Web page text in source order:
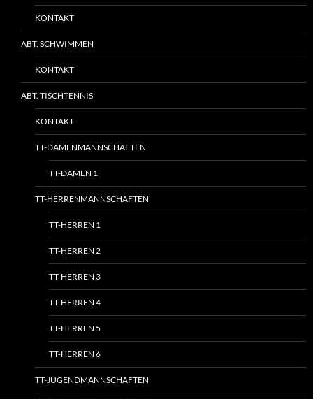
KONTAKT
ABT. SCHWIMMEN
KONTAKT
ABT. TISCHTENNIS
KONTAKT
TT-DAMENMANNSCHAFTEN
TT-DAMEN 1
TT-HERRENMANNSCHAFTEN
TT-HERREN 1
TT-HERREN 2
TT-HERREN 3
TT-HERREN 4
TT-HERREN 5
TT-HERREN 6
TT-JUGENDMANNSCHAFTEN